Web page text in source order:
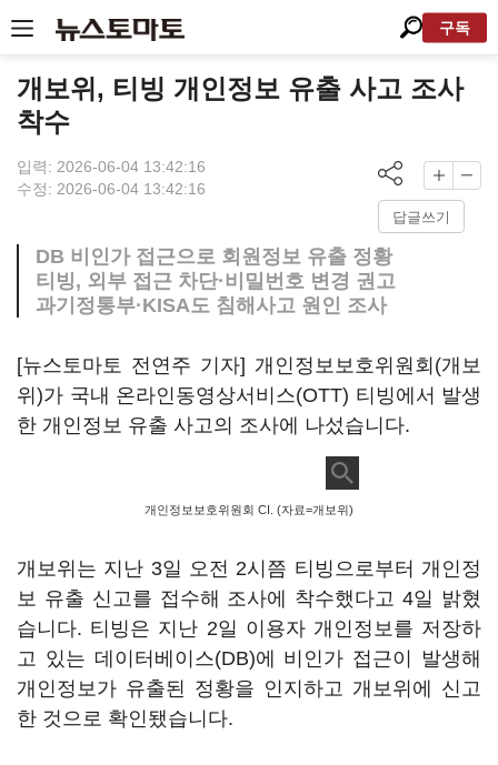
구독
개보위, 티빙 개인정보 유출 사고 조사
착수
입력: 2026-06-04 13:42:16
수정: 2026-06-04 13:42:16
답글쓰기
DB 비인가 접근으로 회원정보 유출 정황
티빙, 외부 접근 차단·비밀번호 변경 권고
과기정통부·KISA도 침해사고 원인 조사
[뉴스토마토 전연주 기자] 개인정보보호위원회(개보
위)가 국내 온라인동영상서비스(OTT) 티빙에서 발생
한 개인정보 유출 사고의 조사에 나섰습니다.
개인정보보호위원회 CI. (자료=개보위)
개보위는 지난 3일 오전 2시쯤 티빙으로부터 개인정
보 유출 신고를 접수해 조사에 착수했다고 4일 밝혔
습니다. 티빙은 지난 2일 이용자 개인정보를 저장하
고 있는 데이터베이스(DB)에 비인가 접근이 발생해
개인정보가 유출된 정황을 인지하고 개보위에 신고
한 것으로 확인됐습니다.